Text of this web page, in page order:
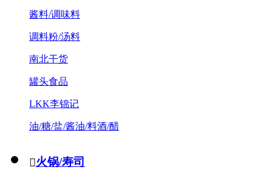
酱料/调味料
调料粉/汤料
南北干货
罐头食品
LKK李锦记
油/糖/盐/酱油/料酒/醋
火锅/寿司